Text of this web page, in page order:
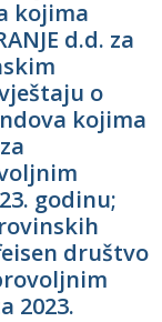
kojima
d.d. za
o
kojima
godinu;
društvo
2023.